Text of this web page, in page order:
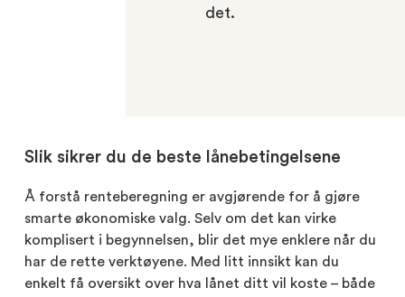
det.
Slik sikrer du de beste lånebetingelsene
Å forstå renteberegning er avgjørende for å gjøre
smarte økonomiske valg. Selv om det kan virke
komplisert i begynnelsen, blir det mye enklere når du
har de rette verktøyene. Med litt innsikt kan du
enkelt få oversikt over hva lånet ditt vil koste – både